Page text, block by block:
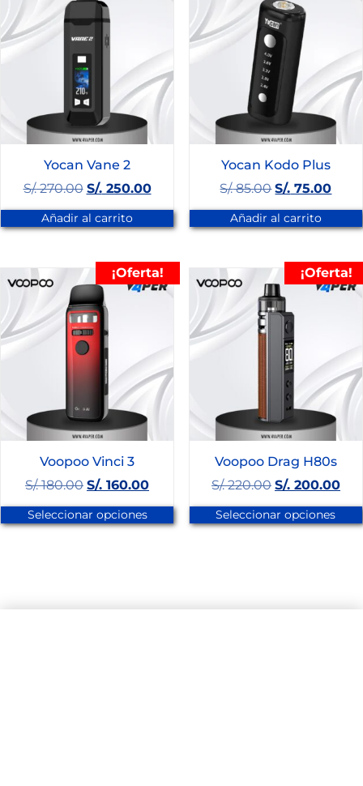
Yocan Vane 2
S/.270.00 S/.250.00
Añadir al carrito
Yocan Kodo Plus
S/.85.00 S/. 75.00
Añadir al carrito
¡Oferta!
Voopoo Vinci 3
S/.180.00 S/. 160.00
Seleccionar opciones
¡Oferta!
Voopoo Drag H80s
S/.220.00 S/.200.00
Seleccionar opciones